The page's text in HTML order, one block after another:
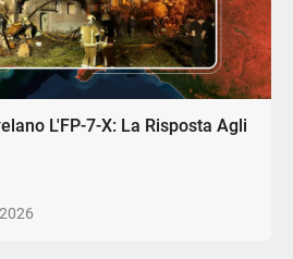
L'FP-7-X: La Risposta Agli